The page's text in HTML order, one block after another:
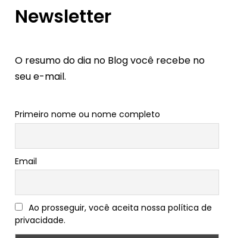
Newsletter
O resumo do dia no Blog você recebe no
seu e-mail.
Primeiro nome ou nome completo
Email
Ao prosseguir, você aceita nossa política de
privacidade.